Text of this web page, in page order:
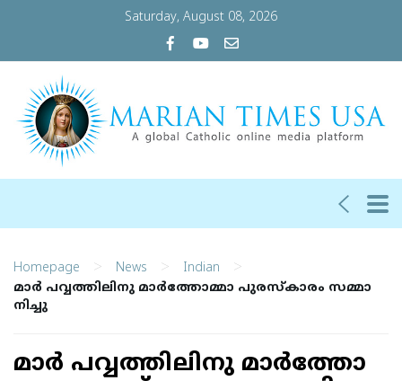
Saturday, August 08, 2026
Homepage > News > Indian >
മാ​​​ർ പ​​​വ്വ​​​ത്തി​​​ലി​​​നു മാ​​​ർ​​​ത്തോ​​​മ്മാ പു​​ര​​സ്കാ​​​രം സ​​​മ്മാ​​​
നി​​​ച്ചു
മാ​​​ർ പ​​​വ്വ​​​ത്തി​​​ലി​​​നു മാ​​​ർ​​​ത്തോ​​​